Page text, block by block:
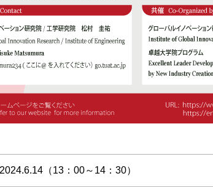
2024.6.14（13：00～14：30）